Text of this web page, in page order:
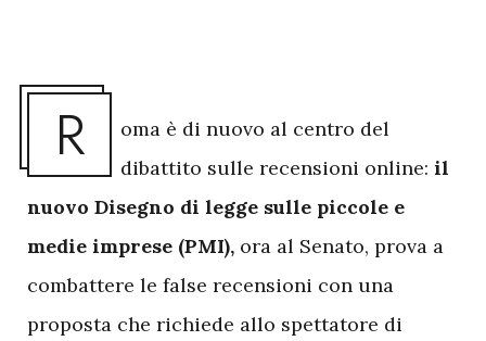
R
oma è di nuovo al centro del
dibattito sulle recensioni online: il
nuovo Disegno di legge sulle piccole e
medie imprese (PMI), ora al Senato, prova a
combattere le false recensioni con una
proposta che richiede allo spettatore di